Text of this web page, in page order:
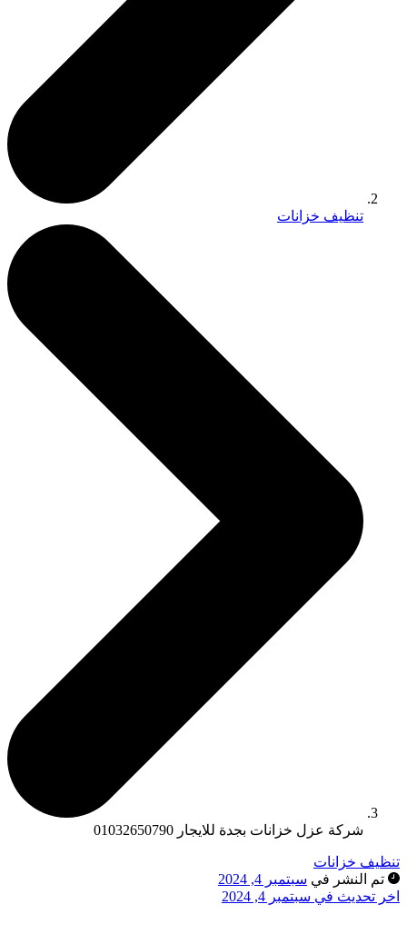
تنظيف خزانات
شركة عزل خزانات بجدة للايجار 01032650790
تنظيف خزانات
تم النشر في سبتمبر 4, 2024
اخر تحديث في سبتمبر 4, 2024